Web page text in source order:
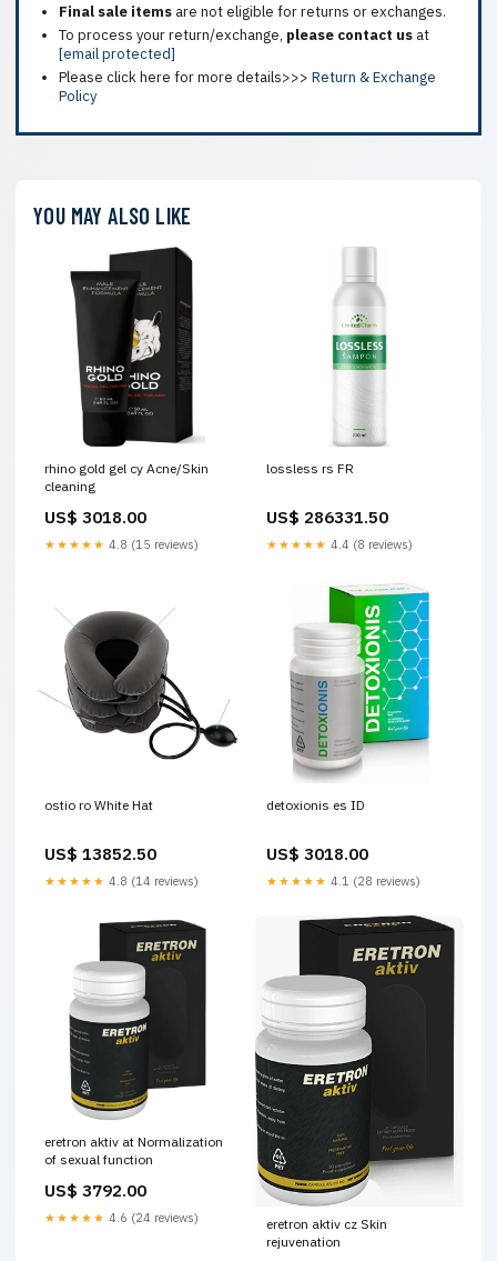
Final sale items are not eligible for returns or exchanges.
To process your return/exchange, please contact us at
[email protected]
Please click here for more details>>> Return & Exchange
Policy
YOU MAY ALSO LIKE
rhino gold gel cy Acne/Skin
cleaning
US$ 3018.00
★★★★★ 4.8 (15 reviews)
lossless rs FR
US$ 286331.50
★★★★★ 4.4 (8 reviews)
ostio ro White Hat
US$ 13852.50
★★★★★ 4.8 (14 reviews)
detoxionis es ID
US$ 3018.00
★★★★★ 4.1 (28 reviews)
eretron aktiv at Normalization
of sexual function
US$ 3792.00
★★★★★ 4.6 (24 reviews)
eretron aktiv cz Skin
rejuvenation